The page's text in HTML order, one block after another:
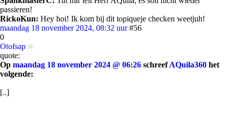
passieren!
RickoKun: Hey hoi! Ik kom bij dit topiqueje checken weetjuh!
maandag 18 november 2024, 08:32 uur #56
0
Otofsap
quote:
Op maandag 18 november 2024 @ 06:26 schreefAQuila360 het
volgende:
[..]